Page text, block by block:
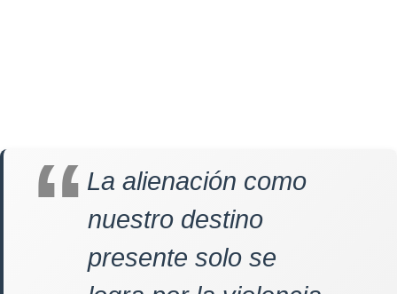
La alienación como
nuestro destino
presente solo se